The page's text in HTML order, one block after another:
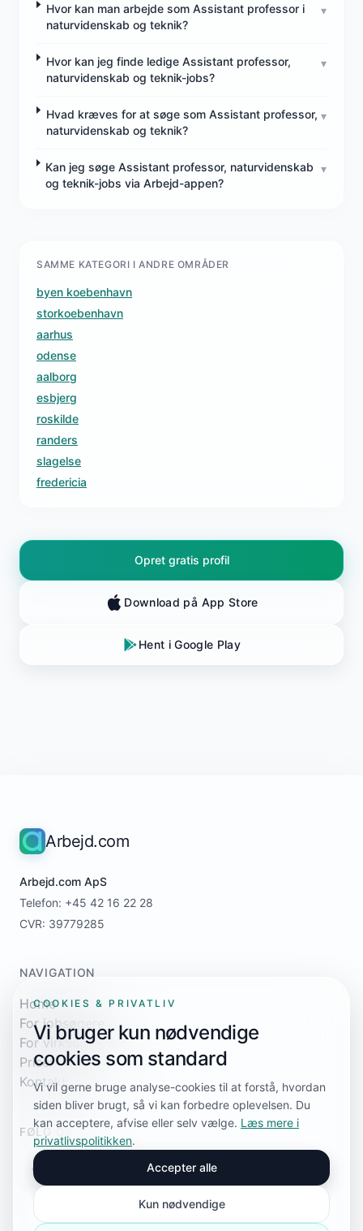
Hvor kan man arbejde som Assistant professor i
naturvidenskab og teknik?
▾
Hvor kan jeg finde ledige Assistant professor,
naturvidenskab og teknik-jobs?
▾
Hvad kræves for at søge som Assistant professor,
naturvidenskab og teknik?
▾
Kan jeg søge Assistant professor, naturvidenskab
og teknik-jobs via Arbejd-appen?
▾
SAMME KATEGORI I ANDRE OMRÅDER
byen koebenhavn
storkoebenhavn
aarhus
odense
aalborg
esbjerg
roskilde
randers
slagelse
fredericia
Opret gratis profil
Download på App Store
Hent i Google Play
Arbejd.com
Arbejd.com ApS
Telefon: +45 42 16 22 28
CVR: 39779285
NAVIGATION
Home
For jobsøgere
For virksomheder
Priser
Kontakt
FØLG OS
COOKIES & PRIVATLIV
Vi bruger kun nødvendige
cookies som standard
Vi vil gerne bruge analyse-cookies til at forstå, hvordan
siden bliver brugt, så vi kan forbedre oplevelsen. Du
kan acceptere, afvise eller selv vælge. Læs mere i
privatlivspolitikken.
Accepter alle
Kun nødvendige